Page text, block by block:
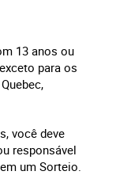
13 anos ou
para os
você deve
responsável
um Sorteio.